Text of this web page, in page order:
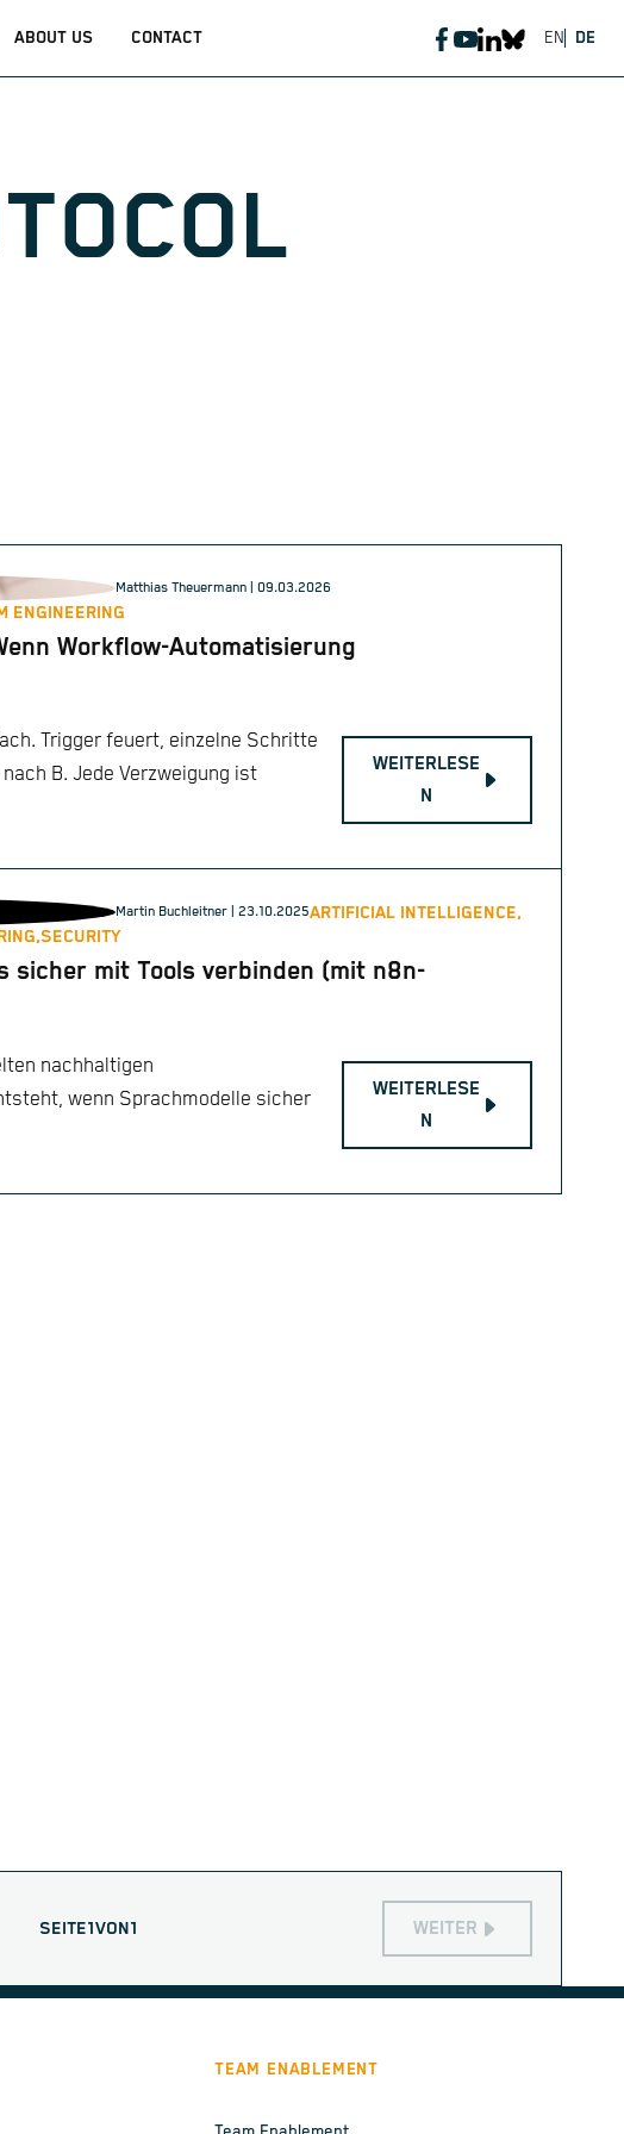
ABOUT US CONTACT DE
EN
Matthias Theuermann | 09.03.2026
ENGINEERING
Workflow-Automatisierung
Trigger feuert, einzelne Schritte
B. Jede Verzweigung ist
WEITERLESE
N
Martin Buchleitner | 23.10.2025ARTIFICIAL INTELLIGENCE,
SECURITY
sicher mit Tools verbinden (mit n8n-
nachhaltigen
wenn Sprachmodelle sicher
WEITERLESE
N
SEITE1VON1 WEITER
TEAM ENABLEMENT